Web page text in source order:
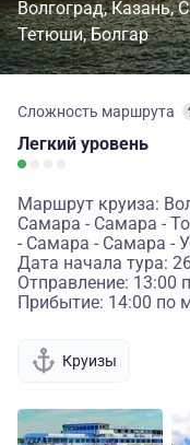
Волгоград Казань
Тетюши Болгар
Сложность маршрута
Легкий уровень
Маршрут круиза:
Самара - Самара -
- Самара - Самара -
Дата начала тура:
Отправление: 13:00
Прибытие: 14:00 по
Круизы